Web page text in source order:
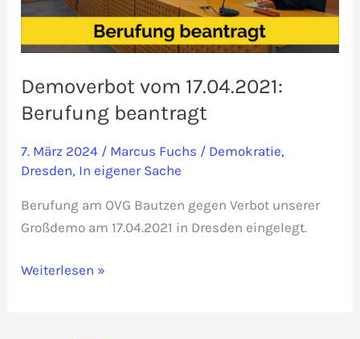
Demoverbot vom 17.04.2021:
Berufung beantragt
7. März 2024 / Marcus Fuchs / Demokratie,
Dresden, In eigener Sache
Berufung am OVG Bautzen gegen Verbot unserer
Großdemo am 17.04.2021 in Dresden eingelegt.
Demoverbot
Weiterlesen »